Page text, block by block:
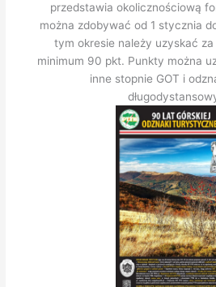
przedstawia okolicznościową
można zdobywać od 1 stycznia
tym okresie należy uzyskać
minimum 90 pkt. Punkty można
inne stopnie GOT i